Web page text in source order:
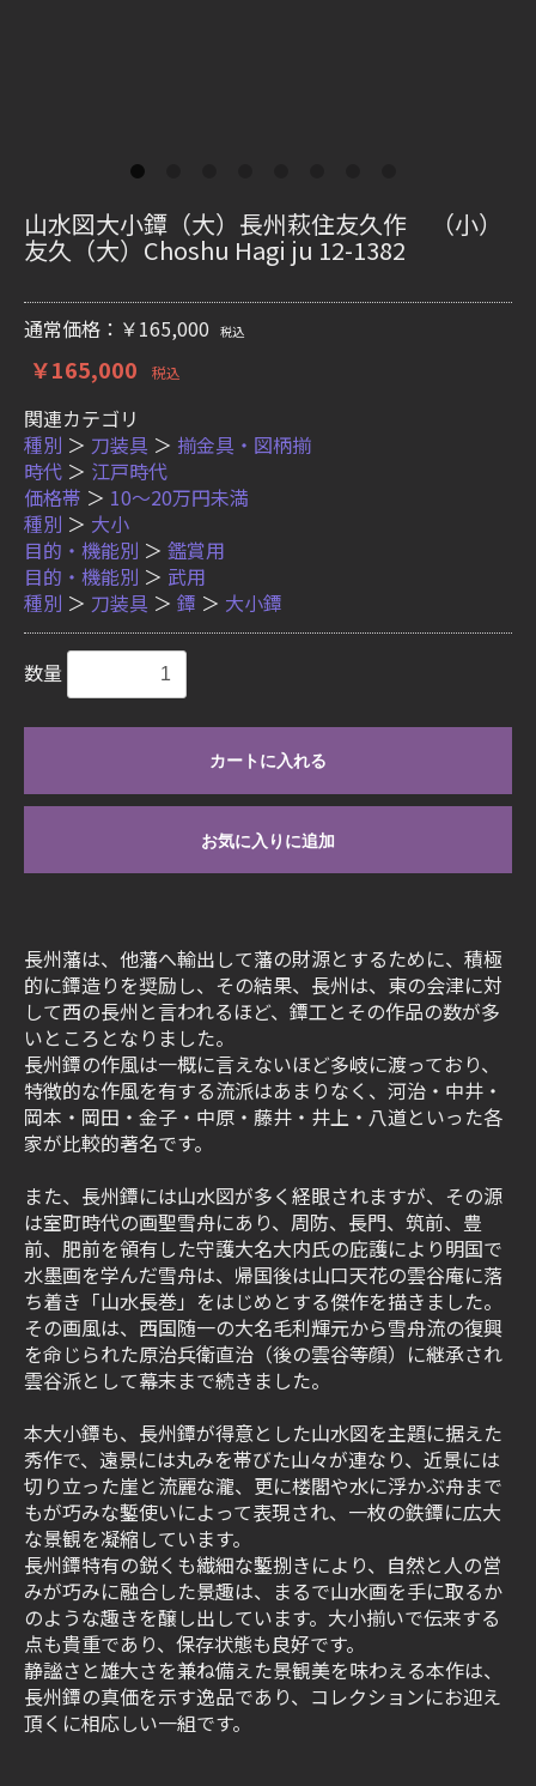
山水図大小鐔（大）長州萩住友久作 （小）
友久（大）Choshu Hagi ju 12-1382
通常価格：￥165,000 税込
￥165,000 税込
関連カテゴリ
種別 ＞ 刀装具 ＞ 揃金具・図柄揃
時代 ＞ 江戸時代
価格帯 ＞ 10〜20万円未満
種別 ＞ 大小
目的・機能別 ＞ 鑑賞用
目的・機能別 ＞ 武用
種別 ＞ 刀装具 ＞ 鐔 ＞ 大小鐔
数量
カートに入れる
お気に入りに追加
長州藩は、他藩へ輸出して藩の財源とするために、積極
的に鐔造りを奨励し、その結果、長州は、東の会津に対
して西の長州と言われるほど、鐔工とその作品の数が多
いところとなりました。
長州鐔の作風は一概に言えないほど多岐に渡っており、
特徴的な作風を有する流派はあまりなく、河治・中井・
岡本・岡田・金子・中原・藤井・井上・八道といった各
家が比較的著名です。
また、長州鐔には山水図が多く経眼されますが、その源
は室町時代の画聖雪舟にあり、周防、長門、筑前、豊
前、肥前を領有した守護大名大内氏の庇護により明国で
水墨画を学んだ雪舟は、帰国後は山口天花の雲谷庵に落
ち着き「山水長巻」をはじめとする傑作を描きました。
その画風は、西国随一の大名毛利輝元から雪舟流の復興
を命じられた原治兵衛直治（後の雲谷等顔）に継承され
雲谷派として幕末まで続きました。
本大小鐔も、長州鐔が得意とした山水図を主題に据えた
秀作で、遠景には丸みを帯びた山々が連なり、近景には
切り立った崖と流麗な瀧、更に楼閣や水に浮かぶ舟まで
もが巧みな鏨使いによって表現され、一枚の鉄鐔に広大
な景観を凝縮しています。
長州鐔特有の鋭くも繊細な鏨捌きにより、自然と人の営
みが巧みに融合した景趣は、まるで山水画を手に取るか
のような趣きを醸し出しています。大小揃いで伝来する
点も貴重であり、保存状態も良好です。
静謐さと雄大さを兼ね備えた景観美を味わえる本作は、
長州鐔の真価を示す逸品であり、コレクションにお迎え
頂くに相応しい一組です。